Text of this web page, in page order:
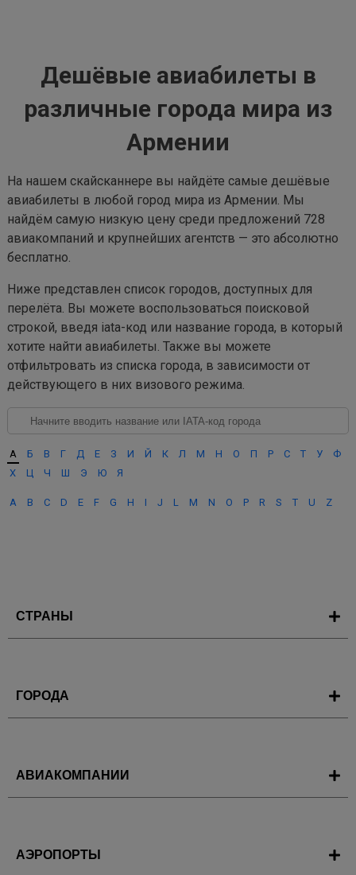
Дешёвые авиабилеты в
различные города мира из
Армении
На нашем скайсканнере вы найдёте самые дешёвые
авиабилеты в любой город мира из Армении. Мы
найдём самую низкую цену среди предложений 728
авиакомпаний и крупнейших агентств — это абсолютно
бесплатно.
Ниже представлен список городов, доступных для
перелёта. Вы можете воспользоваться поисковой
строкой, введя iata-код или название города, в который
хотите найти авиабилеты. Также вы можете
отфильтровать из списка города, в зависимости от
действующего в них визового режима.
А Б В Г Д Е З И Й К Л М Н О П Р С Т У
Ф
Х
Ц Ч Ш Э Ю Я
A B C D E F G H I J L M N O P R S T U Z
СТРАНЫ
ГОРОДА
АВИАКОМПАНИИ
АЭРОПОРТЫ